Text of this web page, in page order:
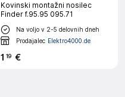
Kovinski montažni nosilec
Finder f.95.95 095.71
Na voljo v 2-5 delovnih dneh
Prodajalec Elektro4000.de
1 19 €